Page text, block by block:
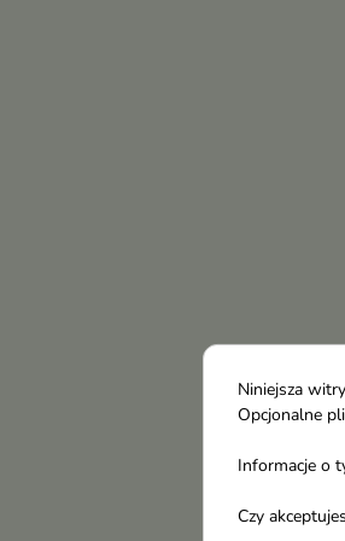
Niniejsza
Opcjonalne
Informacje o
Czy